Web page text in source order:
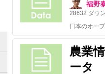
福野
28632 ダウ
農業
ータ